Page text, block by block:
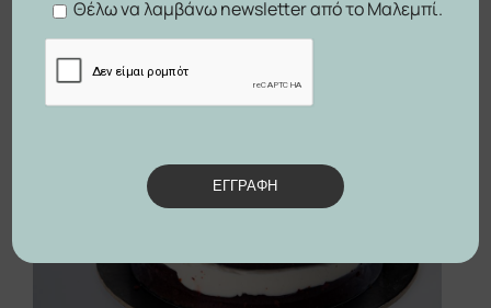
Θέλω να λαμβάνω newsletter από το Μαλεμπί.
ΕΓΓΡΑΦΗ